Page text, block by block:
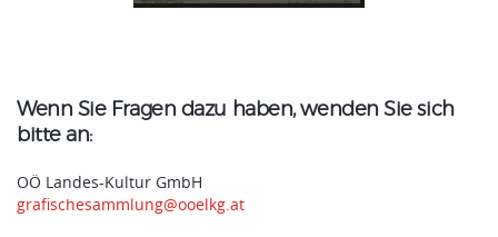
Wenn Sie Fragen dazu haben, wenden Sie sich
bitte an:
OÖ Landes-Kultur GmbH
grafischesammlung@ooelkg.at